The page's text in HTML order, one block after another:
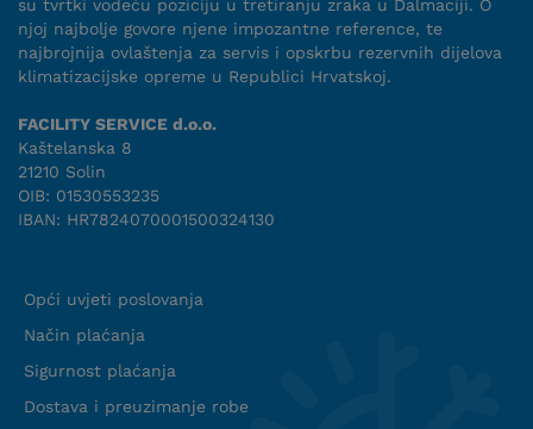
su tvrtki vodeću poziciju u tretiranju zraka u Dalmaciji. O
njoj najbolje govore njene impozantne reference, te
najbrojnija ovlaštenja za servis i opskrbu rezervnih dijelova
klimatizacijske opreme u Republici Hrvatskoj.
FACILITY SERVICE d.o.o.
Kaštelanska 8
21210 Solin
OIB: 01530553235
IBAN: HR7824070001500324130
Opći uvjeti poslovanja
Način plaćanja
Sigurnost plaćanja
Dostava i preuzimanje robe